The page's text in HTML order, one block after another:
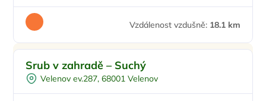
Vzdálenost vzdušně: 18.1 km
Půjčení kol
Pro skupiny
Srub v zahradě – Suchý
Velenov ev.287, 68001 Velenov